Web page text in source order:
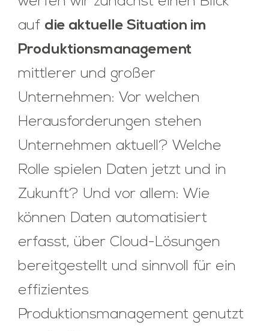
auf die aktuelle Situation im
Produktionsmanagement
mittlerer und großer
Unternehmen: Vor welchen
Herausforderungen stehen
Unternehmen aktuell? Welche
Rolle spielen Daten jetzt und in
Zukunft? Und vor allem: Wie
können Daten automatisiert
erfasst, über Cloud-Lösungen
bereitgestellt und sinnvoll für ein
effizientes
Produktionsmanagement genutzt